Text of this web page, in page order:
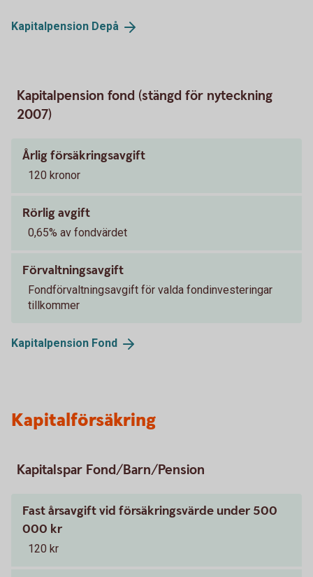
Kapitalpension Depå
Kapitalpension fond (stängd för nyteckning
2007)
Årlig försäkringsavgift
120 kronor
Rörlig avgift
0,65% av fondvärdet
Förvaltningsavgift
Fondförvaltningsavgift för valda fondinvesteringar
tillkommer
Kapitalpension Fond
Kapitalförsäkring
Kapitalspar Fond/Barn/Pension
Fast årsavgift vid försäkringsvärde under 500
000 kr
120 kr